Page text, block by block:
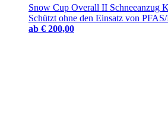
Snow Cup Overall II Schneeanzug
Schützt ohne den Einsatz von
ab € 200,00